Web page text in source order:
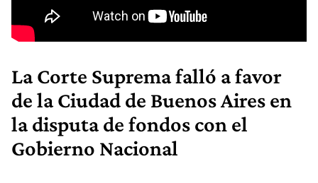
La Corte Suprema falló a favor
de la Ciudad de Buenos Aires en
la disputa de fondos con el
Gobierno Nacional